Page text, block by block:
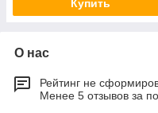
Купить
О нас
Рейтинг не
Менее 5 отзывов за